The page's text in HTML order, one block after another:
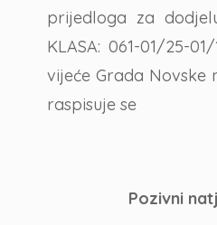
prijedloga za
KLASA: 061-01/25-
vijeće Grada Novske
raspisuje se
Pozivni